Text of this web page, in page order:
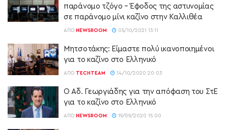
παράνομο τζόγο – Έφοδος της αστυνομίας
σε παράνομο μίνι καζίνο στην Καλλιθέα
ΑΠΌ NEWSROOM 05/10/2021 13:11
Μητσοτάκης: Είμαστε πολύ ικανοποιημένοι
για το καζίνο στο Ελληνικό
ΑΠΌ TECHTEAM 14/10/2020 20:03
Ο Άδ. Γεωργιάδης για την απόφαση του ΣτΕ
για το καζίνο στο Ελληνικό
ΑΠΌ NEWSROOM 19/09/2020 15:00